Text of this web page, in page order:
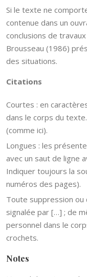
Si le texte ne
contenue dans un
conclusions de
Brousseau (1986)
des situations.
Citations
Courtes : en
dans le corps du
(comme ici).
Longues : les
avec un saut de ligne
Indiquer toujours la
numéros des pages).
Toute suppression
signalée par […] ; de
personnel dans le
crochets.
Notes